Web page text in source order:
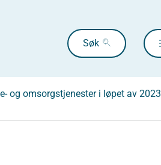
Søk
og omsorgstjenester i løpet av 2023